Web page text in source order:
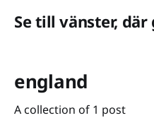
Se till vänster, där
england
A collection of 1 post